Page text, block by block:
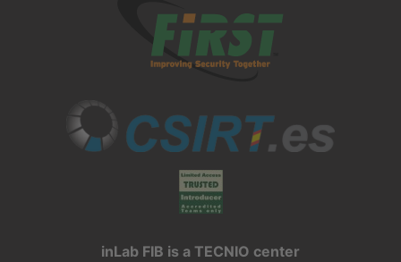
inLab FIB is a TECNIO center